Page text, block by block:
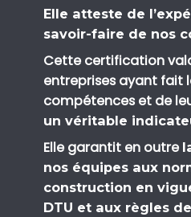
Elle atteste de
savoir-faire de nos
Cette certification
entreprises ayant fait
compétences et de
un véritable
Elle garantit en outre
nos équipes aux
construction en
DTU et aux règles